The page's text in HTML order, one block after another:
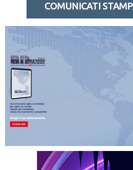
COMUNICATI